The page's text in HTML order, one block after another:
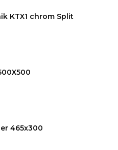
KTX1 chrom Split
465x300